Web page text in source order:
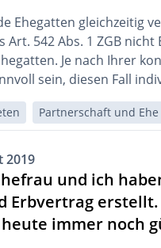
Ehegatten gleichzeitig
Art. 542 Abs. 1 ZGB nicht
Je nach Ihrer
sein, diesen Fall
Partnerschaft und Ehe
2019
und ich
Erbvertrag
immer noch